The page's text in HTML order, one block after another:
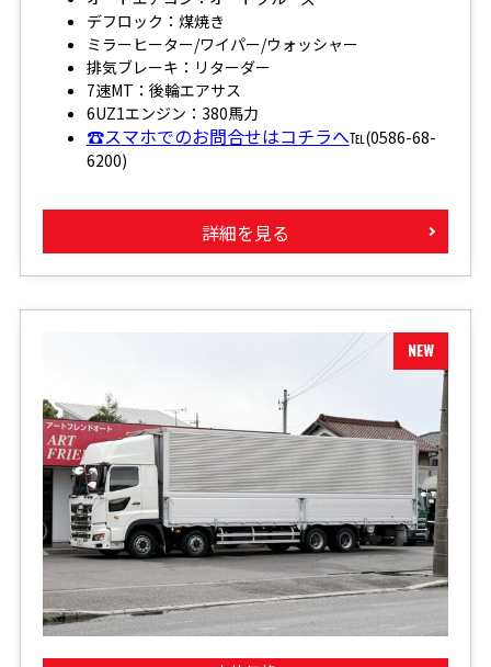
デフロック：煤焼き
ミラーヒーター/ワイパー/ウォッシャー
排気ブレーキ：リターダー
7速MT：後輪エアサス
6UZ1エンジン：380馬力
☎スマホでのお問合せはコチラへ℡(0586-68-
6200)
詳細を見る